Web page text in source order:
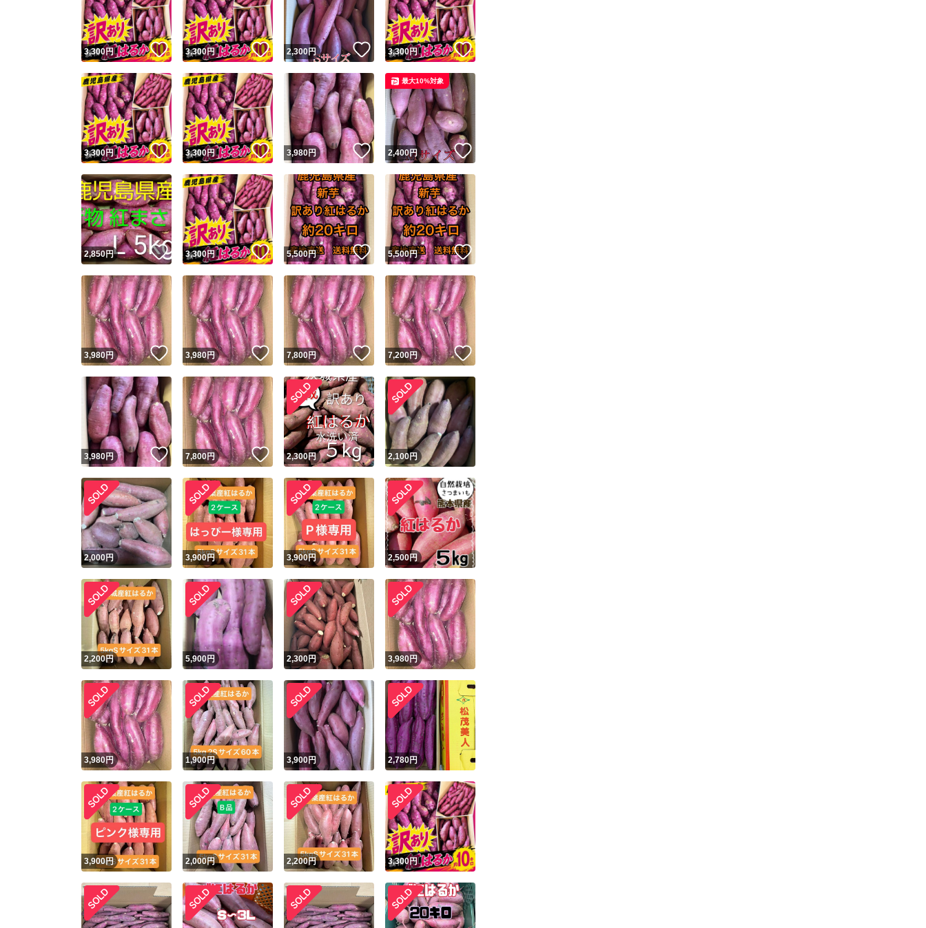
他フリマ実績◯+ このユーザーは他フリマサービスでの取引実績があります
スピード&安心発送
※このバッジは実績に基づく表示であり、発送を保証しているものではありません
スピード＆安心発送
このユーザーは高頻度で24時間以内＆設定した発送日数内に発送してい
ます
スピード発送 このユーザーは高頻度で24時間以内に発送しています
安心発送 このユーザーは設定した発送日数内に発送しています
出品ページへ
キャンセル
3,300円 いいね！
3,300円 いいね！
2,300円 いいね！
3,300円 いいね！
3,300円 いいね！
3,300円 いいね！
3,980円 いいね！
2,400円
最大10%対象
2,850円 いいね！
3,300円 いいね！
5,500円 いいね！
5,500円
3,980円 いいね！
3,980円 いいね！
7,800円 いいね！
7,200円
3,980円 いいね！
7,800円 いいね！
2,300円 2,100円
2,000円 3,900円 3,900円 2,500円
2,200円 5,900円 2,300円 3,980円
3,980円 1,900円 3,900円 2,780円
3,900円 2,000円 2,200円 3,300円